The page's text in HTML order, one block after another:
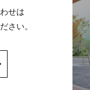
せは
さい。